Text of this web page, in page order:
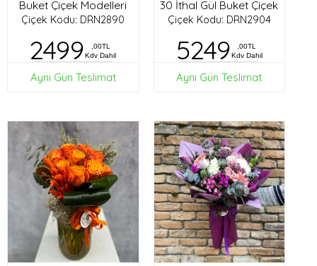
Buket Çiçek Modelleri
Çiçek Kodu: DRN2890
2499
,00TL
Kdv Dahil
Aynı Gün Teslimat
30 İthal Gül Buket Çiçek
Çiçek Kodu: DRN2904
5249
,00TL
Kdv Dahil
Aynı Gün Teslimat